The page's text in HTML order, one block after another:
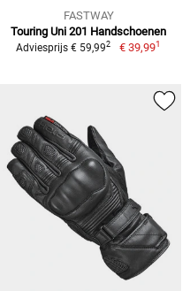
FASTWAY
Touring Uni 201 Handschoenen
Adviesprijs € 59,992 € 39,991